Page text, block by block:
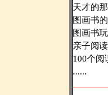
天才的
图画书
图画书
亲子阅
100个
......